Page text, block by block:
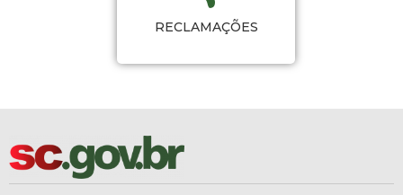
RECLAMAÇÕES